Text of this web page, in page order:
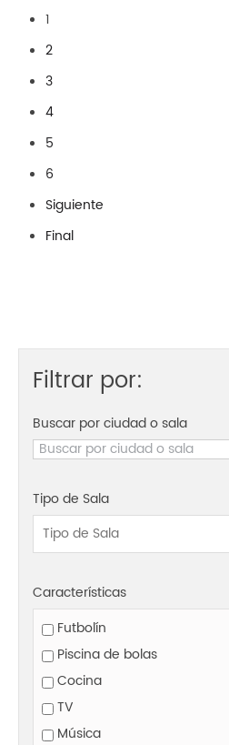
1
2
3
4
5
6
Siguiente
Final
Filtrar por:
Buscar por ciudad o sala
Tipo de Sala
Características
Futbolín
Piscina de bolas
Cocina
TV
Música